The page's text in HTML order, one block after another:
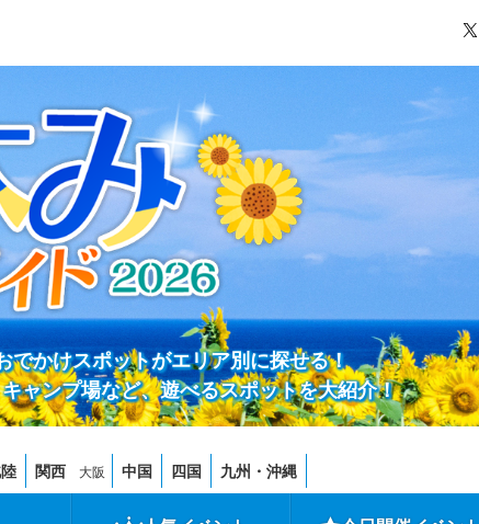
でかけスポットがエリア別に探せる！
ャンプ場など、遊べるスポットを大紹介！
関西 大阪 中国 四国 九州・沖縄